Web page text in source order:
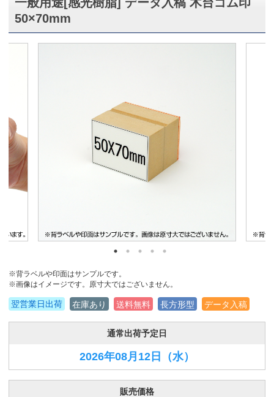
50×70mm
※背ラベルや印面はサンプルです。
※画像はイメージです。原寸大ではございません。
翌営業日出荷 在庫あり 送料無料 長方形型 データ入稿
通常出荷予定日
2026年08月12日 （水）
販売価格